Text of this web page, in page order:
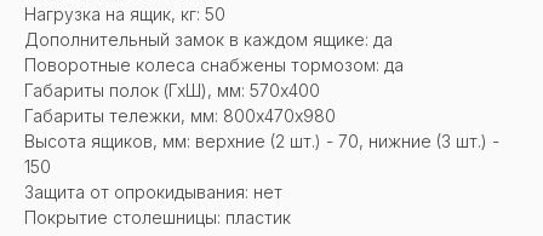
Нагрузка на ящик, кг: 50
Дополнительный замок в каждом ящике: да
Поворотные колеса снабжены тормозом: да
Габариты полок (ГхШ), мм: 570х400
Габариты тележки, мм: 800х470х980
Высота ящиков, мм: верхние (2 шт.) - 70, нижние (3 шт.) -
150
Защита от опрокидывания: нет
Покрытие столешницы: пластик